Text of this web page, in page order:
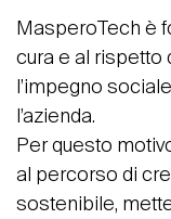
MasperoTech è
cura e al rispetto
l’impegno
l’azienda.
Per questo
al percorso di
sostenibile,